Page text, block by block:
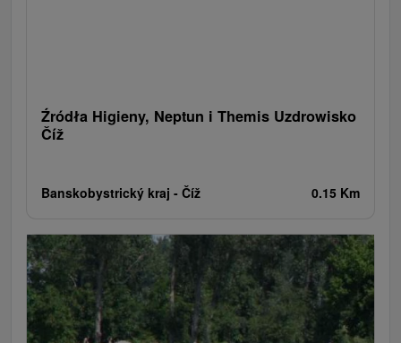
Źródła Higieny, Neptun i Themis Uzdrowisko
Číž
Banskobystrický kraj - Číž 0.15 Km